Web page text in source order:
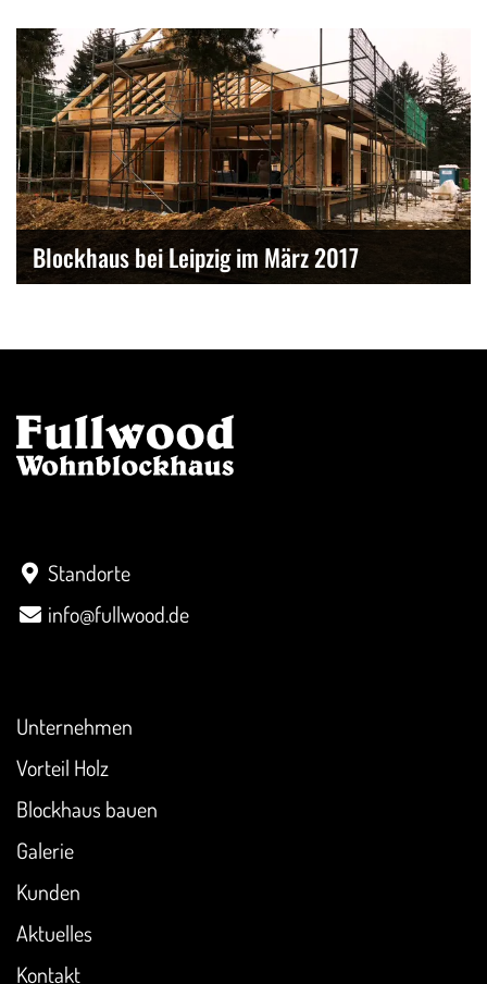
Blockhaus bei Leipzig im März 2017
Standorte
info@fullwood.de
Unternehmen
Vorteil Holz
Blockhaus bauen
Galerie
Kunden
Aktuelles
Kontakt